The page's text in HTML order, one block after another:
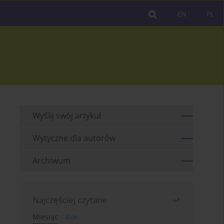
PL
EN
Wyślij swój artykuł
Wytyczne dla autorów
Archiwum
Najczęściej czytane
Miesiąc
Rok